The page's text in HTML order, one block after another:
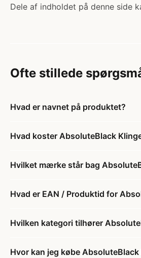
Dele af indholdet på denne side
Ofte stillede
Hvad er navnet på produktet?
Hvad koster AbsoluteBlack
Hvilket mærke står bag
Hvad er EAN / Produktid for
Hvilken kategori tilhører
Hvor kan jeg købe